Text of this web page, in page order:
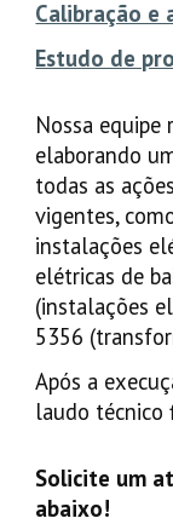
Calibração e
Estudo de
Nossa equipe
elaborando
todas as
vigentes,
instalações
elétricas de
(instalações
5356
Após a
laudo técnico
Solicite um
abaixo!